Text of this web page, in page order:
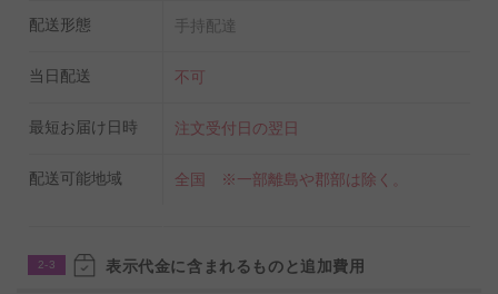
配送形態 手持配達
当日配送 不可
最短お届け日時 注文受付日の翌日
配送可能地域 全国 ※一部離島や郡部は除く。
2-3 表示代金に含まれるものと追加費用